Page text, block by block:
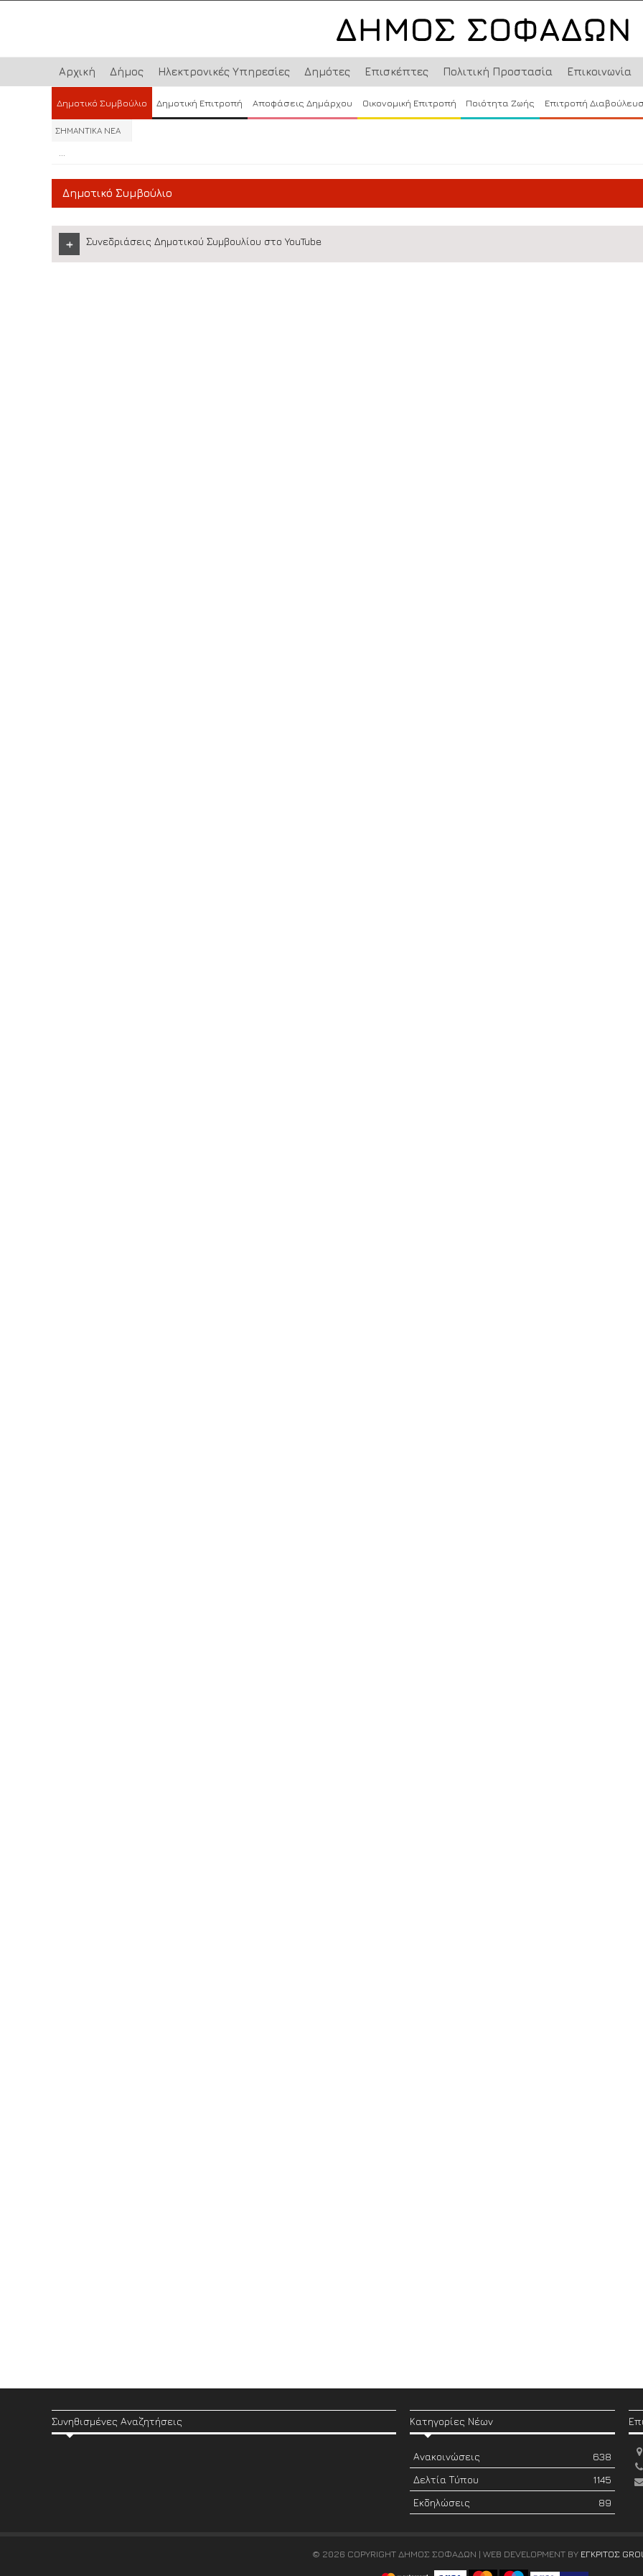
Αρχική Δήμος Ηλεκτρονικές Υπηρεσίες Δημότες Επισκέπτες Πολιτική Προστασία Επικοινωνία
Δημοτικό Συμβούλιο Δημοτική Επιτροπή Αποφάσεις Δημάρχου Οικονομική Επιτροπή Ποιότητα Ζωής Επιτροπή
ΣΗΜΑΝΤΙΚΑ ΝΕΑ
...
Δημοτικό Συμβούλιο
+ Συνεδριάσεις Δημοτικού Συμβουλίου στο YouTube
Συνηθισμένες Αναζητήσεις Κατηγορίες Νέων
Ανακοινώσεις
638
Δελτία Τύπου
1145
Εκδηλώσεις
89
© 2026 COPYRIGHT ΔΗΜΟΣ ΣΟΦΑΔΩΝ | WEB DEVELOPMENT BY ΕΓΚΡΙΤΟΣ